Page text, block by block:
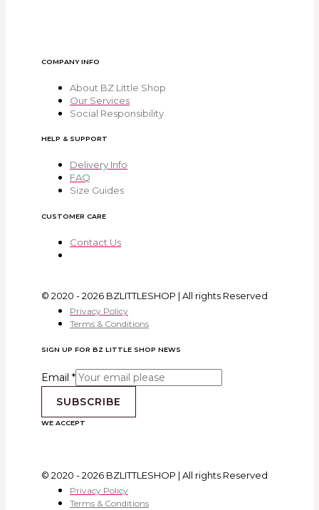
COMPANY INFO
About BZ Little Shop
Our Services
Social Responsibility
HELP & SUPPORT
Delivery Info
FAQ
Size Guides
CUSTOMER CARE
Contact Us
© 2020 - 2026 BZLITTLESHOP | All rights Reserved
Privacy Policy
Terms & Conditions
SIGN UP FOR BZ LITTLE SHOP NEWS
Email *
SUBSCRIBE
WE ACCEPT
© 2020 - 2026 BZLITTLESHOP | All rights Reserved
Privacy Policy
Terms & Conditions